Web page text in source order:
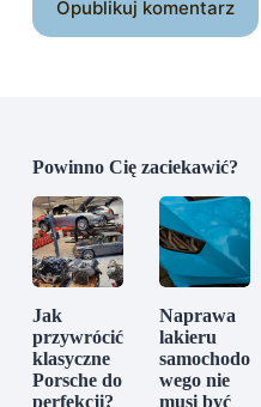
Opublikuj komentarz
Powinno Cię zaciekawić?
Jak
przywrócić
klasyczne
Porsche do
perfekcji?
Naprawa
lakieru
samochodo
wego nie
musi być